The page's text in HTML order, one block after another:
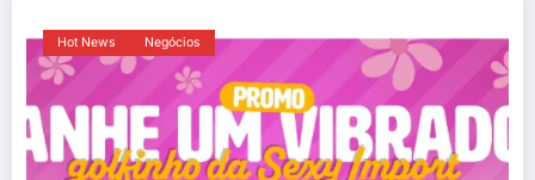
Hot News Negócios